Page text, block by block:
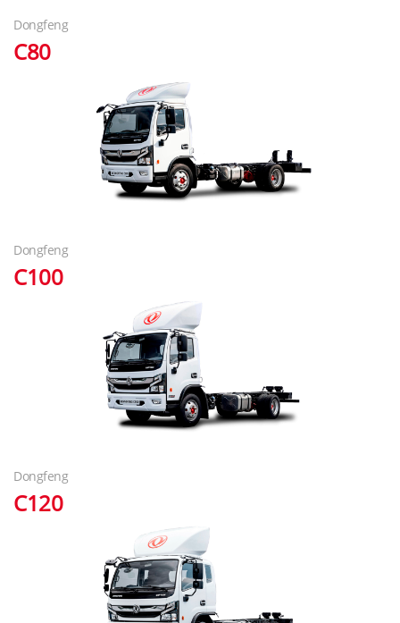
Dongfeng
C80
Dongfeng
C100
Dongfeng
C120